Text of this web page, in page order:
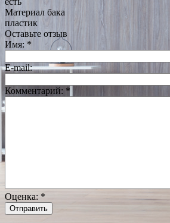
Материал бака
пластик
Оставьте отзыв
Имя: *
E-mail:
Комментарий: *
Оценка: *